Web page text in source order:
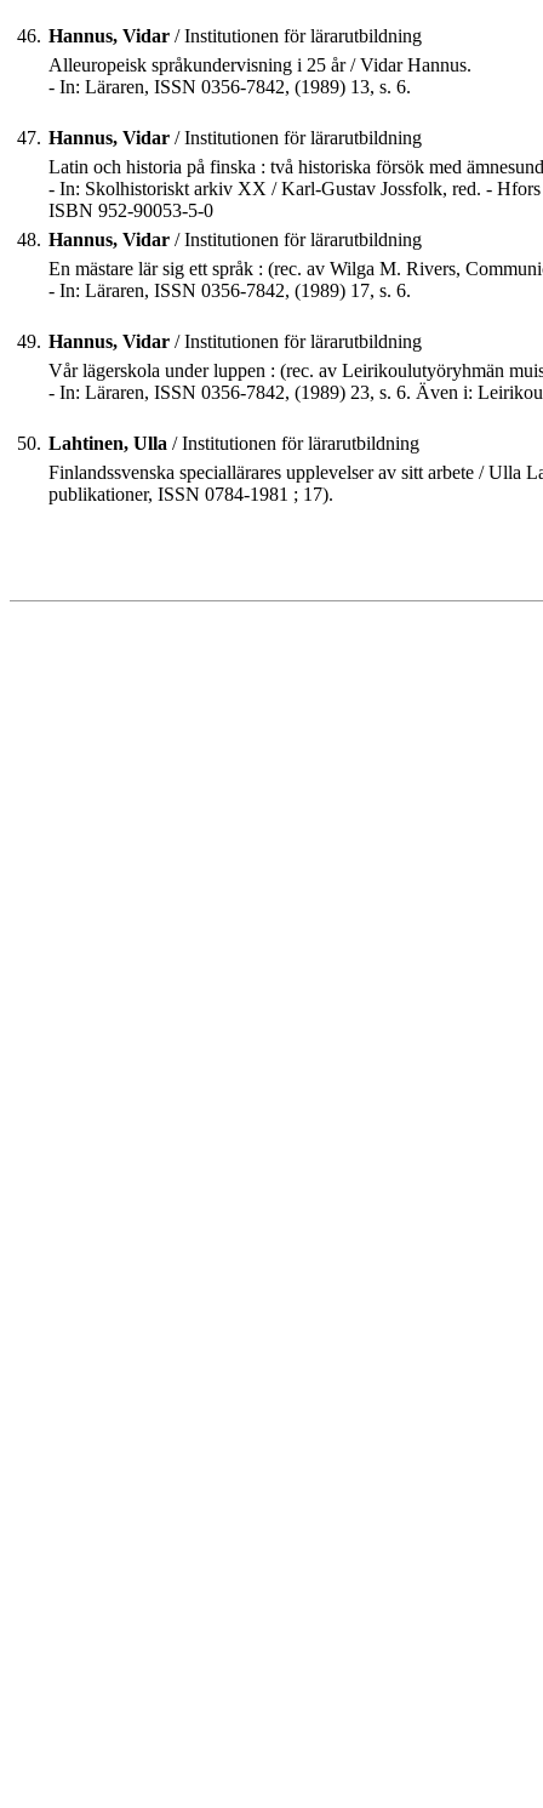
46. Hannus, Vidar / Institutionen för lärarutbildning
Alleuropeisk språkundervisning i 25 år / Vidar Hannus.
- In: Läraren, ISSN 0356-7842, (1989) 13, s. 6.
47. Hannus, Vidar / Institutionen för lärarutbildning
Latin och historia på finska : två historiska försök med
- In: Skolhistoriskt arkiv XX / Karl-Gustav Jossfolk, red. -
ISBN 952-90053-5-0
48. Hannus, Vidar / Institutionen för lärarutbildning
En mästare lär sig ett språk : (rec. av Wilga M. Rivers,
- In: Läraren, ISSN 0356-7842, (1989) 17, s. 6.
49. Hannus, Vidar / Institutionen för lärarutbildning
Vår lägerskola under luppen : (rec. av Leirikoulutyöryhmän
- In: Läraren, ISSN 0356-7842, (1989) 23, s. 6. Även i:
50. Lahtinen, Ulla / Institutionen för lärarutbildning
Finlandssvenska speciallärares upplevelser av sitt arbete / Ulla
publikationer, ISSN 0784-1981 ; 17).